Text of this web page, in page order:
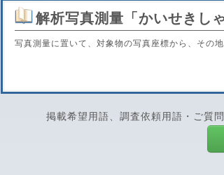
解析写真測量 「かいせきし
写真測量に置いて、対象物の写真座標から、その
掲載希望用語、調査依頼用語・ご質